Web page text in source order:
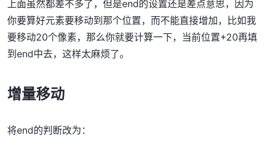
上面虽然都差不多了，但是end的设置还是差点意思，因为
你要算好元素要移动到那个位置，而不能直接增加，比如我
要移动20个像素，那么你就要计算一下，当前位置+20再填
到end中去，这样太麻烦了。
增量移动
将end的判断改为：